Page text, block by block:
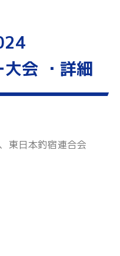
会 ・詳細
東日本釣宿連合会